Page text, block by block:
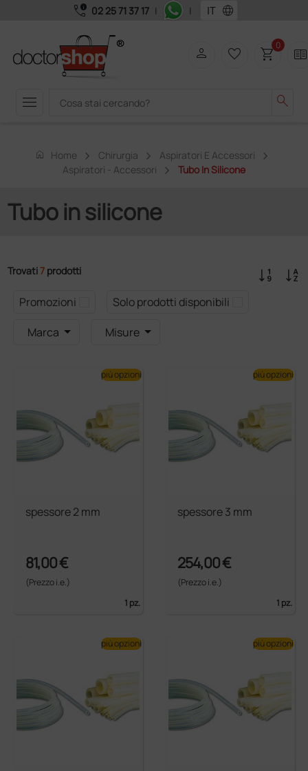
call_quality 02 25 71 37 17 | | language
menu search
person favorite_border shopping_cart0 two_pager
home Home Chirurgia
Aspiratori E Accessori
Aspiratori - Accessori
Tubo In Silicone
Tubo in silicone
Trovati7 prodotti
Promozioni
Solo prodotti disponibili
Marca
Misure
spessore 2 mm
81,00 €
(Prezzo i.e.)
1 pz.
più opzioni
spessore 3 mm
254,00 €
(Prezzo i.e.)
1 pz.
più opzioni
più opzioni più opzioni